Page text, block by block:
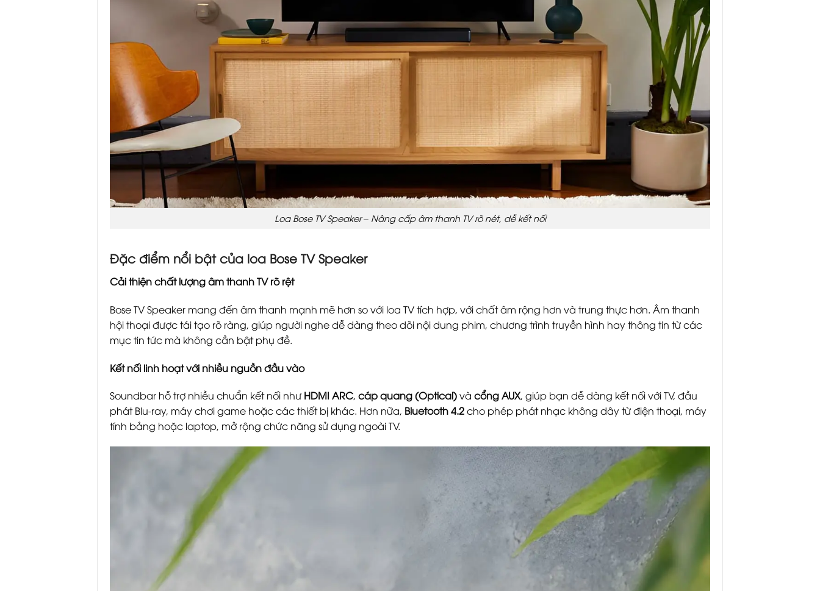
Loa Bose TV Speaker – Nâng cấp âm thanh TV rõ nét, dễ kết nối
Đặc điểm nổi bật của loa Bose TV Speaker
Cải thiện chất lượng âm thanh TV rõ rệt
Bose TV Speaker mang đến âm thanh mạnh mẽ hơn so với loa TV tích hợp, với chất âm rộng hơn và trung thực hơn. Âm thanh
hội thoại được tái tạo rõ ràng, giúp người nghe dễ dàng theo dõi nội dung phim, chương trình truyền hình hay thông tin từ các
mục tin tức mà không cần bật phụ đề.
Kết nối linh hoạt với nhiều nguồn đầu vào
Soundbar hỗ trợ nhiều chuẩn kết nối như HDMI ARC, cáp quang (Optical)và cổng AUX, giúp bạn dễ dàng kết nối với TV, đầu
phát Blu-ray, máy chơi game hoặc các thiết bị khác. Hơn nữa, Bluetooth 4.2cho phép phát nhạc không dây từ điện thoại, máy
tính bảng hoặc laptop, mở rộng chức năng sử dụng ngoài TV.